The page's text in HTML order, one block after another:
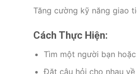
Tăng cường kỹ năng giao
Cách Thực Hiện:
Tìm một người bạn
Đặt câu hỏi cho nhau